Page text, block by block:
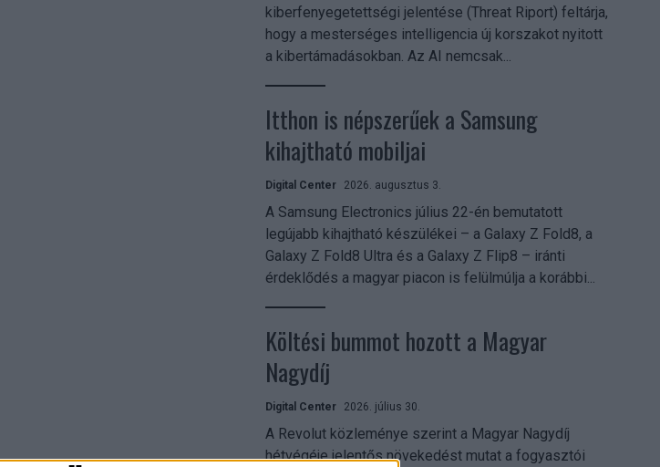
kiberfenyegetettségi jelentése (Threat Riport) feltárja,
hogy a mesterséges intelligencia új korszakot nyitott
a kibertámadásokban. Az AI nemcsak...
Itthon is népszerűek a Samsung
kihajtható mobiljai
Digital Center 2026. augusztus 3.
A Samsung Electronics július 22-én bemutatott
legújabb kihajtható készülékei – a Galaxy Z Fold8, a
Galaxy Z Fold8 Ultra és a Galaxy Z Flip8 – iránti
érdeklődés a magyar piacon is felülmúlja a korábbi...
Költési bummot hozott a Magyar
Nagydíj
Digital Center 2026. július 30.
A Revolut közleménye szerint a Magyar Nagydíj
hétvégéje jelentős növekedést mutat a fogyasztói